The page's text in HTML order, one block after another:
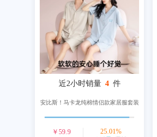
近2小时销量 4 件
安比斯！马卡龙纯棉情侣款家居服套装
￥ 59.9 25.01%